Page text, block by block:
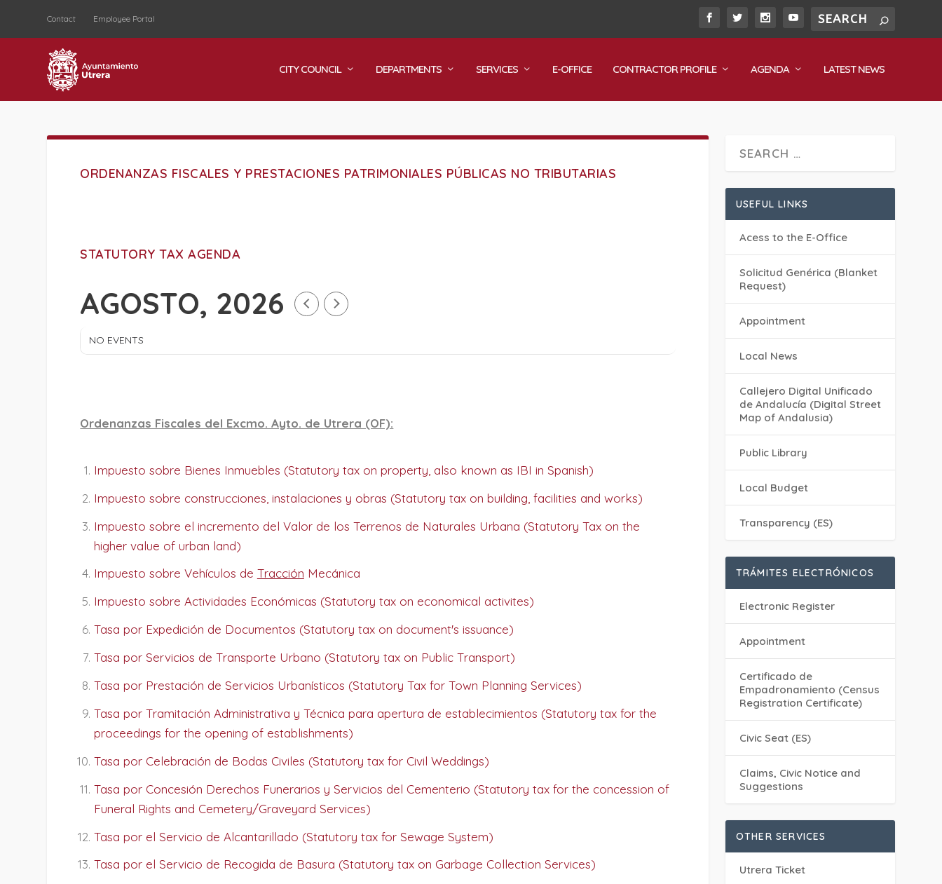
Contact Employee Portal
CITY COUNCIL DEPARTMENTS SERVICES E-OFFICE CONTRACTOR PROFILE AGENDA LATEST NEWS
ORDENANZAS FISCALES Y PRESTACIONES PATRIMONIALES PÚBLICAS NO TRIBUTARIAS
STATUTORY TAX AGENDA
AGOSTO, 2026
NO EVENTS
Ordenanzas Fiscales del Excmo. Ayto. de Utrera (OF):
Impuesto sobre Bienes Inmuebles (Statutory tax on property, also known as IBI in Spanish)
Impuesto sobre construcciones, instalaciones y obras (Statutory tax on building, facilities and works)
Impuesto sobre el incremento del Valor de los Terrenos de Naturales Urbana (Statutory Tax on the
higher value of urban land)
Impuesto sobre Vehículos de Tracción Mecánica
Impuesto sobre Actividades Económicas (Statutory tax on economical activites)
Tasa por Expedición de Documentos (Statutory tax on document's issuance)
Tasa por Servicios de Transporte Urbano (Statutory tax on Public Transport)
Tasa por Prestación de Servicios Urbanísticos (Statutory Tax for Town Planning Services)
Tasa por Tramitación Administrativa y Técnica para apertura de establecimientos (Statutory tax for the
proceedings for the opening of establishments)
Tasa por Celebración de Bodas Civiles (Statutory tax for Civil Weddings)
Tasa por Concesión Derechos Funerarios y Servicios del Cementerio (Statutory tax for the concession of
Funeral Rights and Cemetery/Graveyard Services)
Tasa por el Servicio de Alcantarillado (Statutory tax for Sewage System)
Tasa por el Servicio de Recogida de Basura (Statutory tax on Garbage Collection Services)
USEFUL LINKS
Acess to the E-Office
Solicitud Genérica (Blanket
Request)
Appointment
Local News
Callejero Digital Unificado
de Andalucía (Digital Street
Map of Andalusia)
Public Library
Local Budget
Transparency (ES)
TRÁMITES ELECTRÓNICOS
Electronic Register
Appointment
Certificado de
Empadronamiento (Census
Registration Certificate)
Civic Seat (ES)
Claims, Civic Notice and
Suggestions
OTHER SERVICES
Utrera Ticket